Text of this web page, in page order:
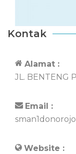
Kontak
Alamat :
JL. BENTENG
Email :
Website :